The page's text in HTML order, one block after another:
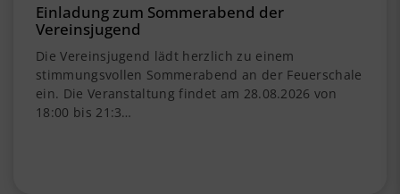
Einladung zum Sommerabend der
Vereinsjugend
Die Vereinsjugend lädt herzlich zu einem
stimmungsvollen Sommerabend an der Feuerschale
ein. Die Veranstaltung findet am 28.08.2026 von
18:00 bis 21:3…